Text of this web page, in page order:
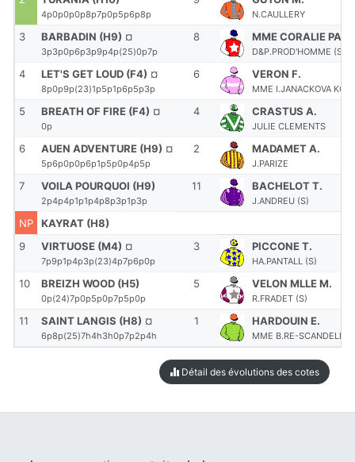
4p0p0p0p8p7p0p5p6p8p N.CAULLERY
3 BARBADIN (H9) ¤
3p3p0p6p3p9p4p(25)0p7p
8 MME CORALIE
D&P.PROD'HOMME (S)
4 LET'S GET LOUD (F4) ¤
8p0p9p(23)1p5p1p6p5p3p
6 VERON F.
MME I.JANACKOVA
5 BREATH OF FIRE (F4) ¤
0p
4 CRASTUS A.
JULIE CLEMENTS
6 AUEN ADVENTURE (H9) ¤
5p6p0p0p6p1p5p0p4p5p
2 MADAMET A.
J.PARIZE
7 VOILA POURQUOI (H9)
2p4p4p1p1p4p8p3p1p3p
11 BACHELOT T.
J.ANDREU (S)
NP
KAYRAT (H8)
9
VIRTUOSE (M4) ¤
7p9p1p4p3p(23)4p7p6p0p
3 PICCONE T.
HA.PANTALL (S)
10 BREIZH WOOD (H5)
0p(24)7p0p5p0p7p5p0p
5 VELON MLLE M.
R.FRADET (S)
11 SAINT LANGIS (H8) ¤
6p8p(25)7h4h3h0p7p2p4h
1 HARDOUIN E.
MME B.RE-SCANDELLA
Détail des évolutions des cotes